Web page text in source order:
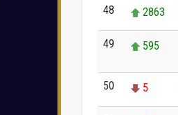
48 2863
49 595
50 5